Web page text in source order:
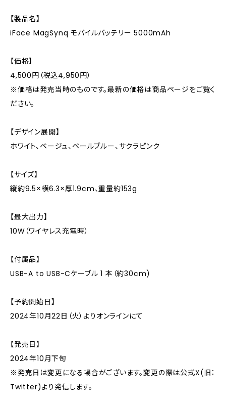
【製品名】
iFace MagSynq モバイルバッテリー 5000mAh
【価格】
4,500円（税込4,950円）
※価格は発売当時のものです。最新の価格は商品ページをご覧く
ださい。
【デザイン展開】
ホワイト、ベージュ、ペールブルー、サクラピンク
【サイズ】
縦約9.5×横6.3×厚1.9cm、重量約153g
【最大出力】
10W（ワイヤレス充電時）
【付属品】
USB-A to USB-Cケーブル 1 本（約30cm)
【予約開始日】
2024年10月22日（火）よりオンラインにて
【発売日】
2024年10月下旬
※発売日は変更になる場合がございます。変更の際は公式X(旧：
Twitter)より発信します。